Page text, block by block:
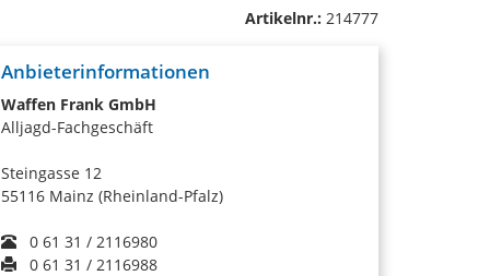
Artikelnr.: 214777
Anbieterinformationen
Waffen Frank GmbH
Alljagd-Fachgeschäft
Steingasse 12
55116 Mainz (Rheinland-Pfalz)
0 61 31 / 2116980
0 61 31 / 2116988